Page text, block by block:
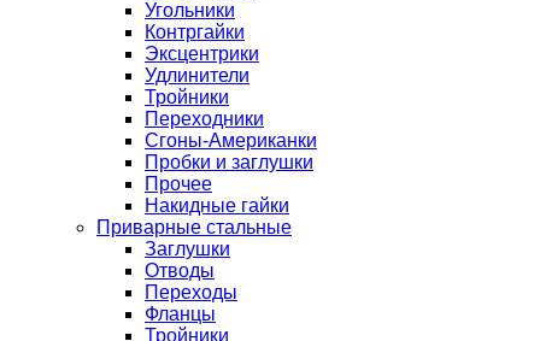
Угольники
Контргайки
Эксцентрики
Удлинители
Тройники
Переходники
Сгоны-Американки
Пробки и заглушки
Прочее
Накидные гайки
Приварные стальные
Заглушки
Отводы
Переходы
Фланцы
Тройники